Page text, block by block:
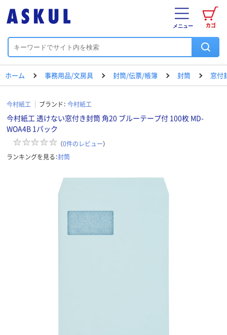
カゴ
メニュー
ホーム 事務用品/文房具 封筒/伝票/帳簿 封筒 窓付
今村紙工 ブランド： 今村紙工
今村紙工 透けない窓付き封筒 角20 ブルーテープ付 100枚 MD-
WOA4B 1パック
（0件のレビュー）
ランキングを見る：封筒